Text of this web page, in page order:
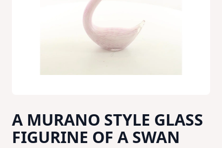
A MURANO STYLE GLASS
FIGURINE OF A SWAN